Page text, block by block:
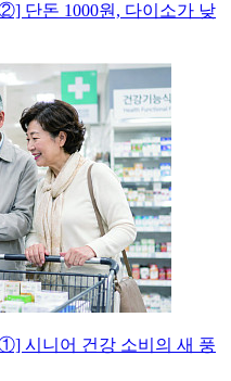
단돈 1000원, 다이소가 낮
시니어 건강 소비의 새 풍